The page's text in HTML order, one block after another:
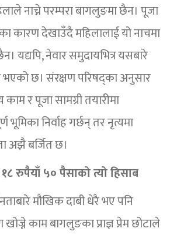
नाच्ने परम्परा बागलुङमा छैन। पूजा
कारण देखाउँदै महिलालाई यो नाचमा
यद्यपि, नेवार समुदायभित्र यसबारे
छ। संरक्षण परिषद्का अनुसार
र पूजा सामग्री तयारीमा
भूमिका निर्वाह गर्छन् तर नृत्यमा
अझै बर्जित छ।
रुपैयाँ ५० पैसाको त्यो हिसाब
मौखिक दाबी धेरै भए पनि
काम बागलुङका प्राज्ञ प्रेम छोटाले